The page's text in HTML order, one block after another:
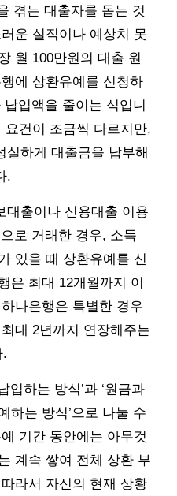
겪는 대출자를 돕는 것
운 실직이나 예상치 못
월 100만원의 대출 원
에 상환유예를 신청하
입액을 줄이는 식입니
건이 조금씩 다르지만,
실하게 대출금을 납부해
.
대출이나 신용대출 이용
로 거래한 경우, 소득
있을 때 상환유예를 신
은 최대 12개월까지 이
나은행은 특별한 경우
대 2년까지 연장해주는
.
입하는 방식’과 ‘원금과
하는 방식’으로 나눌 수
기간 동안에는 아무것
계속 쌓여 전체 상환 부
라서 자신의 현재 상황